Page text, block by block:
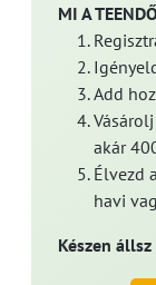
MI A
Add
akár
Élvezd
havi
Készen